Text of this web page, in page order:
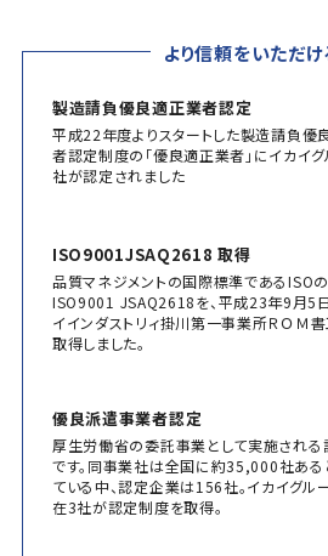
より信頼をいただ
製造請負優良適正業者認定
平成22年度よりスタートした製造請負優
者認定制度の「優良適正業者」にイカイ
社が認定されました
ISO9001JSAQ2618 取得
品質マネジメントの国際標準であるISOの
ISO9001 JSAQ2618を、平成23年9月5
イインダストリィ掛川第一事業所ＲＯＭ
取得しました。
優良派遣事業者認定
厚生労働省の委託事業として実施され
です。同事業社は全国に約35,000社ある
ている中、認定企業は156社。イカイグル
在3社が認定制度を取得。